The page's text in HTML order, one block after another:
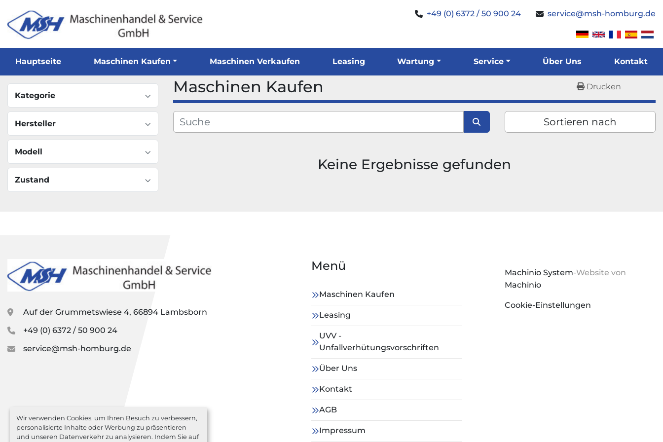
Wir verwenden Cookies, um Ihren Besuch zu verbessern,
personalisierte Inhalte oder Werbung zu präsentieren
und unseren Datenverkehr zu analysieren. Indem Sie auf
+49 (0) 6372 / 50 900 24 service@msh-homburg.de
Hauptseite Maschinen Kaufen Maschinen Verkaufen Leasing Wartung Service Über Uns Kontakt
Kategorie
Hersteller
Modell
Zustand
Maschinen Kaufen Drucken
Sortieren nach
Keine Ergebnisse gefunden
Auf der Grummetswiese 4, 66894 Lambsborn
+49 (0) 6372 / 50 900 24
service@msh-homburg.de
Menü
Maschinen Kaufen
Leasing
UVV -
Unfallverhütungsvorschriften
Über Uns
Kontakt
AGB
Impressum
Machinio System-Website von
Machinio
Cookie-Einstellungen